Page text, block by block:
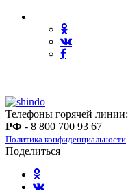
Телефоны горячей линии:
РФ - 8 800 700 93 67
Политика конфиденциальности
Поделиться